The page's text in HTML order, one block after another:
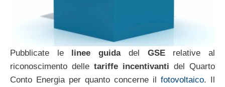
Pubblicate le linee guidadel GSErelative al
riconoscimento delle tariffe incentivanti del Quarto
Conto Energia per quanto concerne il fotovoltaico. Il